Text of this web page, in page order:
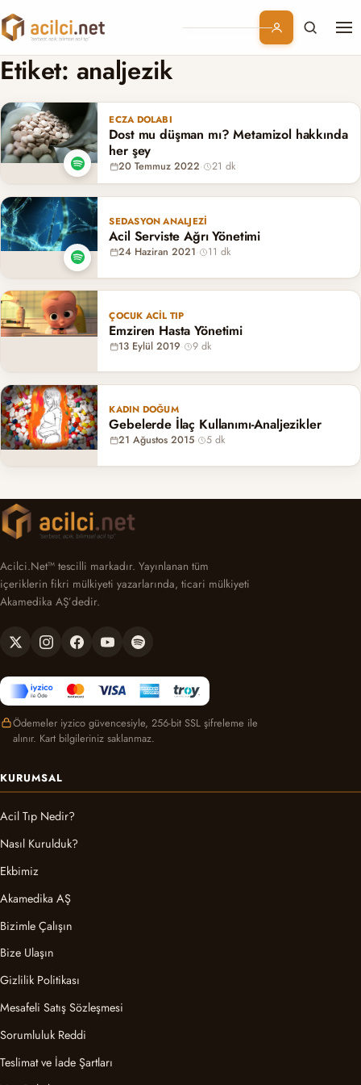
Branşlar
Konular
Abonelik
Etiket: analjezik
ECZA DOLABI
Dost mu düşman mı? Metamizol hakkında
her şey
20 Temmuz 2022· 21 dk
SEDASYON ANALJEZI
Acil Serviste Ağrı Yönetimi
24 Haziran 2021· 11 dk
ÇOCUK ACIL TIP
Emziren Hasta Yönetimi
13 Eylül 2019· 9 dk
KADIN DOĞUM
Gebelerde İlaç Kullanımı-Analjezikler
21 Ağustos 2015· 5 dk
Acilci.Net™ tescilli markadır. Yayınlanan tüm
içeriklerin fikri mülkiyeti yazarlarında, ticari mülkiyeti
Akamedika AŞ’dedir.
Ödemeler iyzico güvencesiyle, 256-bit SSL şifreleme ile
alınır. Kart bilgileriniz saklanmaz.
KURUMSAL
Acil Tıp Nedir?
Nasıl Kurulduk?
Ekbimiz
Akamedika AŞ
Bizimle Çalışın
Bize Ulaşın
Gizlilik Politikası
Mesafeli Satış Sözleşmesi
Sorumluluk Reddi
Teslimat ve İade Şartları